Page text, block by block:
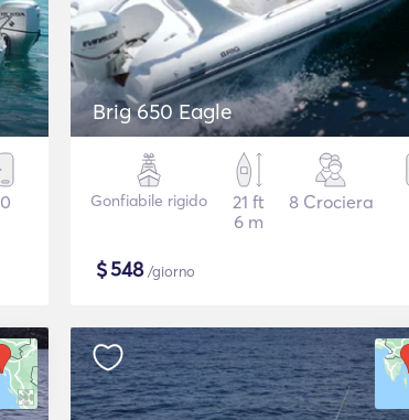
0
Brig 650 Eagle
Gonfiabile rigido
21 ft
6 m
8 Crociera
$548/giorno